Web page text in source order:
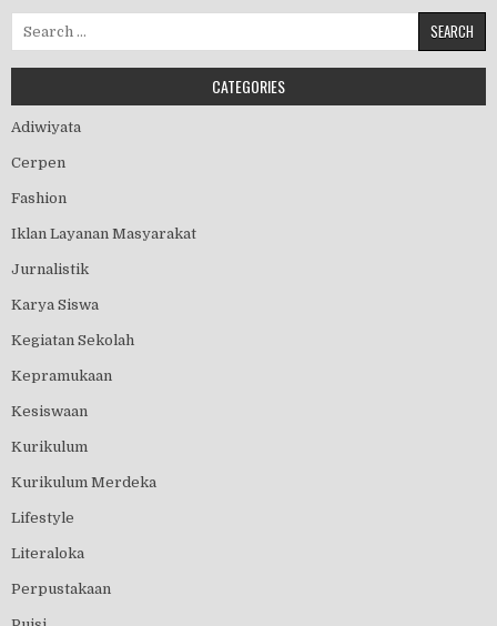
CATEGORIES
Adiwiyata
Cerpen
Fashion
Iklan Layanan Masyarakat
Jurnalistik
Karya Siswa
Kegiatan Sekolah
Kepramukaan
Kesiswaan
Kurikulum
Kurikulum Merdeka
Lifestyle
Literaloka
Perpustakaan